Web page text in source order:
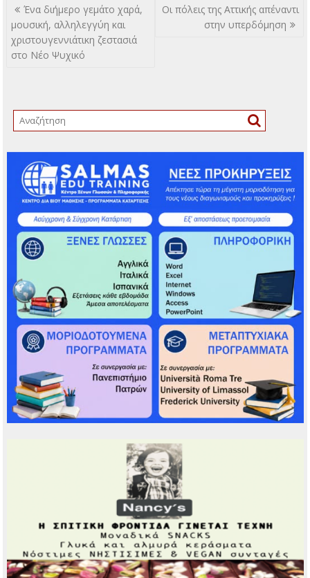
Πλοήγηση
άρθρων
Ένα διήμερο γεμάτο χαρά,
μουσική, αλληλεγγύη και
χριστουγεννιάτικη ζεστασιά
στο Νέο Ψυχικό
Οι πόλεις της Αττικής απέναντι
στην υπερδόμηση